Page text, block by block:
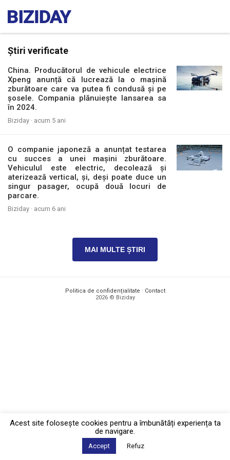
Știri verificate
China. Producătorul de vehicule electrice
Xpeng anunță că lucrează la o mașină
zburătoare care va putea fi condusă și pe
șosele. Compania plănuiește lansarea sa
în 2024.
Biziday · acum 5 ani
O companie japoneză a anunțat testarea
cu succes a unei mașini zburătoare.
Vehiculul este electric, decolează și
aterizează vertical, și, deși poate duce un
singur pasager, ocupă două locuri de
parcare.
Biziday · acum 6 ani
MAI MULTE ȘTIRI
Politica de confidențialitate · Contact
2026 © Biziday
Acest site foloseşte cookies pentru a îmbunătăți experiența ta
de navigare.
Accept Refuz